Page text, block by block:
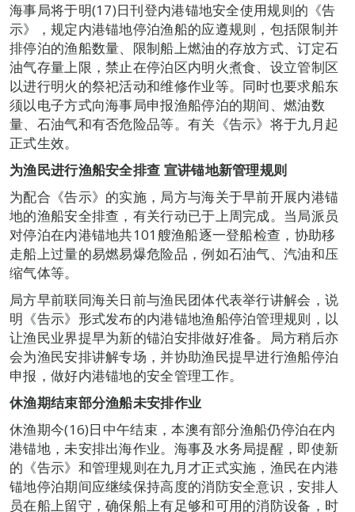
海事局将于明(17)日刊登内港锚地安全使用规则的《告
示》，规定内港锚地停泊渔船的应遵规则，包括限制并
排停泊的渔船数量、限制船上燃油的存放方式、订定石
油气存量上限，禁止在停泊区内明火煮食、设立管制区
以进行明火的祭祀活动和维修作业等。同时也要求船东
须以电子方式向海事局申报渔船停泊的期间、燃油数
量、石油气和有否危险品等。有关《告示》将于九月起
正式生效。
为渔民进行渔船安全排查 宣讲锚地新管理规则
为配合《告示》的实施，局方与海关于早前开展内港锚
地的渔船安全排查，有关行动已于上周完成。当局派员
对停泊在内港锚地共101艘渔船逐一登船检查，协助移
走船上过量的易燃易爆危险品，例如石油气、汽油和压
缩气体等。
局方早前联同海关日前与渔民团体代表举行讲解会，说
明《告示》形式发布的内港锚地渔船停泊管理规则，以
让渔民业界提早为新的锚泊安排做好准备。局方稍后亦
会为渔民安排讲解专场，并协助渔民提早进行渔船停泊
申报，做好内港锚地的安全管理工作。
休渔期结束部分渔船未安排作业
休渔期今(16)日中午结束，本澳有部分渔船仍停泊在内
港锚地，未安排出海作业。海事及水务局提醒，即使新
的《告示》和管理规则在九月才正式实施，渔民在内港
锚地停泊期间应继续保持高度的消防安全意识，安排人
员在船上留守，确保船上有足够和可用的消防设备，时